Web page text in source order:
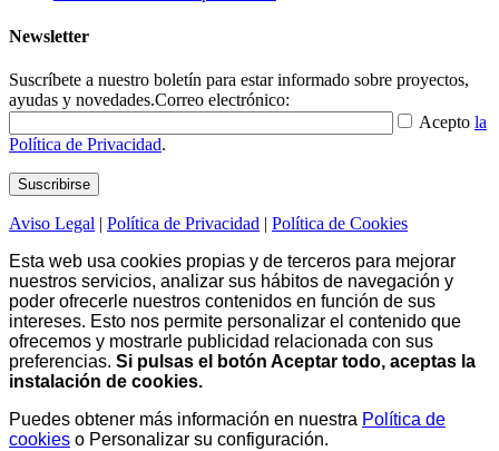
Newsletter
Suscríbete a nuestro boletín para estar informado sobre proyectos,
ayudas y novedades.Correo electrónico:
Acepto la
Política de Privacidad.
Aviso Legal | Política de Privacidad | Política de Cookies
Esta web usa cookies propias y de terceros para mejorar
nuestros servicios, analizar sus hábitos de navegación y
poder ofrecerle nuestros contenidos en función de sus
intereses. Esto nos permite personalizar el contenido que
ofrecemos y mostrarle publicidad relacionada con sus
preferencias. Si pulsas el botón Aceptar todo, aceptas la
instalación de cookies.
Puedes obtener más información en nuestra Política de
cookies o Personalizar su configuración.